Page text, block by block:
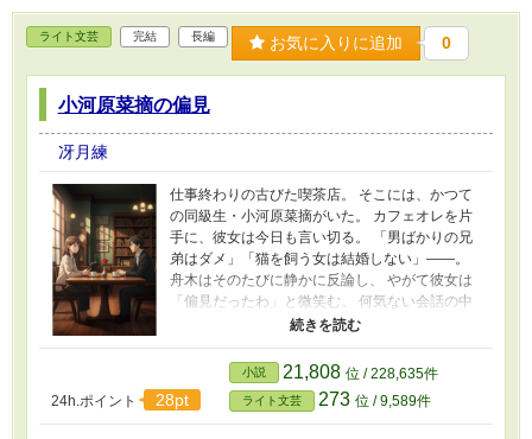
ライト文芸 完結 長編 お気に入りに追加 0
小河原菜摘の偏見
冴月練
仕事終わりの古びた喫茶店。 そこには、かつて
の同級生・小河原菜摘がいた。 カフェオレを片
手に、彼女は今日も言い切る。 「男ばかりの兄
弟はダメ」「猫を飼う女は結婚しない」――。
舟木はそのたびに静かに反論し、 やがて彼女は
「偏見だったわ」と微笑む。 何気ない会話の中
に、 少しずつ滲み出す“本音”と“痛み”。 偏見をほ
どくたびに、二人の距離は近づいていく。 ――
これは、言葉を通して心がほどけていく恋の物
語。
24h.ポイント
28pt
小説 21,808 位 / 228,635件
ライト文芸 273 位 / 9,589件